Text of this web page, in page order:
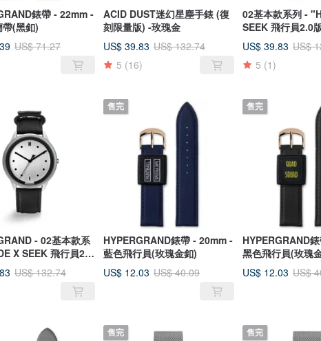
錶帶 - 22mm -
(黑釦)
US$ 71.27
ACID DUST迷幻星塵手錶 (復
刻限量版) -玫瑰金
US$ 39.83 US$ 132.74
5 (16)
02基本款系列 -
SEEK 飛行員2.0
INHIBITION 手錶
US$ 39.83 US$
5 (1)
- 02基本款系
X SEEK 飛行員2.0
手錶
US$ 132.74
售完
HYPERGRAND錶帶 - 20mm -
藍色飛行員(玫瑰金釦)
US$ 12.03 US$ 40.09
售完
HYPERGRAND
黑色飛行員(玫瑰
US$ 12.03 US$
售完 售完